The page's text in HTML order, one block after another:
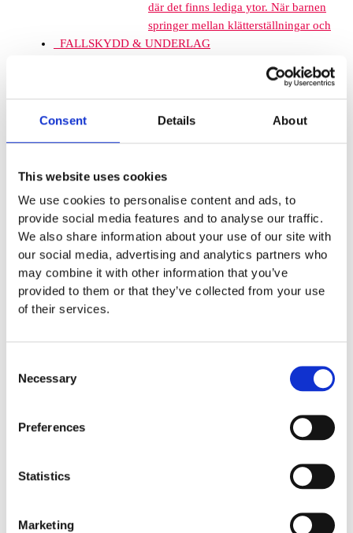
Consent Details About
This website uses cookies
We use cookies to personalise content and ads, to
provide social media features and to analyse our traffic.
We also share information about your use of our site with
our social media, advertising and analytics partners who
may combine it with other information that you’ve
provided to them or that they’ve collected from your use
of their services.
Selection
Necessary
Preferences
Statistics
Marketing
där det finns lediga ytor. När barnen
springer mellan klätterställningar och
FALLSKYDD & UNDERLAG
Euroflex fallskyddsmatta 30
mm - för fallhöjd till och med
1 meter
Euroflex fallskyddsmatta 60
mm – för fallhöjd 1,7 meter
Euroflex fallskyddsmatta 70
mm - för fallhöjd 2,1 meter
Euroflex fallskyddsmatta 80
mm - för fallhöjd 2,4 meter
Nordic rubber safe tiles 40
mm – fallhöjd upp till 1,5 m
mm – fallhöjd upp till 2,1 m
Nordic rubber safe tiles 75
mm – fallhöjd upp till 2,5 m
Euroflex hel & halvkulor /